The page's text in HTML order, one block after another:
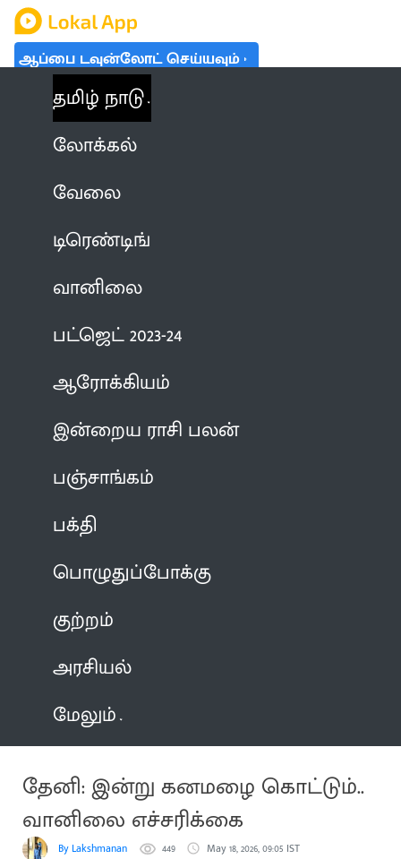
ஆப்பை டவுன்லோட் செய்யவும்
தமிழ் நாடு
லோக்கல்
வேலை
டிரெண்டிங்
வானிலை
பட்ஜெட் 2023-24
ஆரோக்கியம்
இன்றைய ராசி பலன்
பஞ்சாங்கம்
பக்தி
பொழுதுப்போக்கு
குற்றம்
அரசியல்
மேலும்
தேனி: இன்று கனமழை கொட்டும்..
வானிலை எச்சரிக்கை
By Lakshmanan 449 May 18, 2026, 09:05 IST